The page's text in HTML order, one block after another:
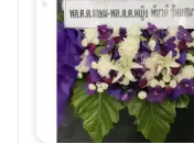
ดอกไม้งานศพ ราคาถูก
จัดดอกไม้งานศพ ราคา
ร้านพวงหรีด กรุงเทพ
พวงหรีด ปากคลองตลา
น้าเมรุ กรุงเทพ